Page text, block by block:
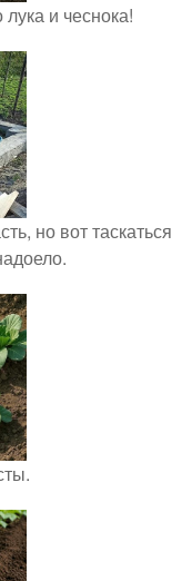
и чеснока!
но вот таскаться